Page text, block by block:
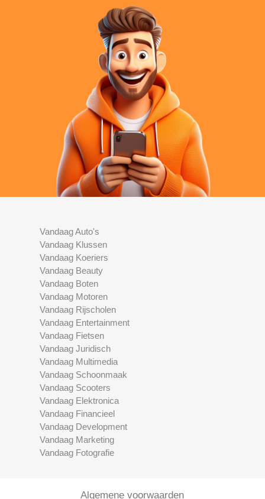
Vandaag Auto's
Vandaag Klussen
Vandaag Koeriers
Vandaag Beauty
Vandaag Boten
Vandaag Motoren
Vandaag Rijscholen
Vandaag Entertainment
Vandaag Fietsen
Vandaag Juridisch
Vandaag Multimedia
Vandaag Schoonmaak
Vandaag Scooters
Vandaag Elektronica
Vandaag Financieel
Vandaag Development
Vandaag Marketing
Vandaag Fotografie
Algemene voorwaarden